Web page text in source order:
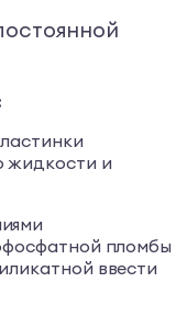
жидкости и
пломбы
ввести